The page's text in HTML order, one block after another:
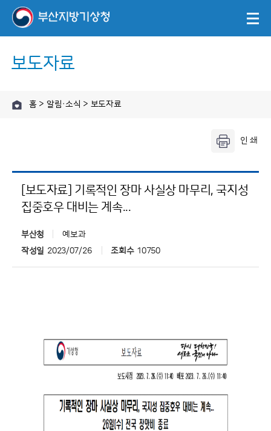
보도자료
홈 > 알림·소식 > 보도자료
[보도자료] 기록적인 장마 사실상 마무리, 국지성
집중호우 대비는 계속...
부산청
예보과
작성일 2023/07/26 조회수 10750